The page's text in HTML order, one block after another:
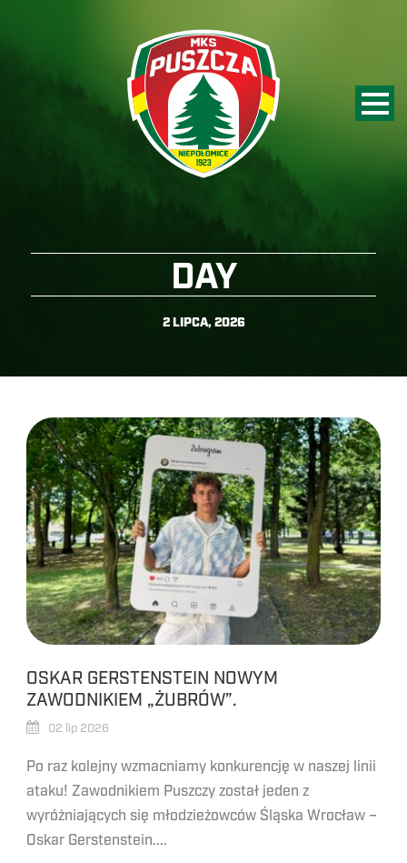
DAY
2 LIPCA, 2026
OSKAR GERSTENSTEIN NOWYM
ZAWODNIKIEM „ŻUBRÓW”.
02 lip 2026
Po raz kolejny wzmacniamy konkurencję w naszej linii
ataku! Zawodnikiem Puszczy został jeden z
wyróżniających się młodzieżowców Śląska Wrocław –
Oskar Gerstenstein....